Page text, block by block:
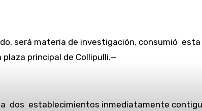
será materia de investigación, consumió
principal de Collipulli.—
dos establecimientos inmediatamente